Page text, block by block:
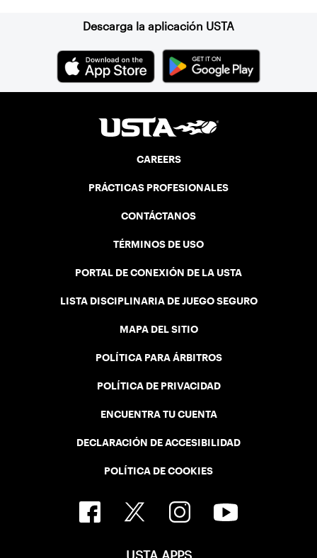
Descarga la aplicación USTA
CAREERS
PRÁCTICAS PROFESIONALES
CONTÁCTANOS
TÉRMINOS DE USO
PORTAL DE CONEXIÓN DE LA USTA
LISTA DISCIPLINARIA DE JUEGO SEGURO
MAPA DEL SITIO
POLÍTICA PARA ÁRBITROS
POLÍTICA DE PRIVACIDAD
ENCUENTRA TU CUENTA
DECLARACIÓN DE ACCESIBILIDAD
POLÍTICA DE COOKIES